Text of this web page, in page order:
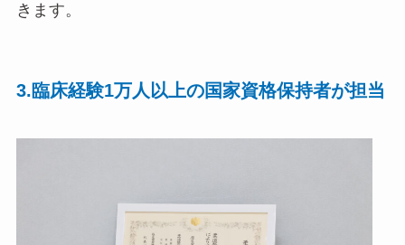
きます。
3.臨床経験1万人以上の国家資格保持者が担当